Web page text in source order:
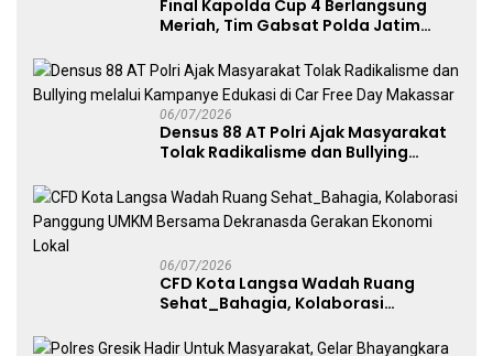
Final Kapolda Cup 4 Berlangsung
Meriah, Tim Gabsat Polda Jatim
06/07/2026
Densus 88 AT Polri Ajak Masyarakat
Tolak Radikalisme dan Bullying
Free Day Makassar
06/07/2026
CFD Kota Langsa Wadah Ruang
Sehat_Bahagia, Kolaborasi
Dekranasda Gerakan Ekonomi Lokal